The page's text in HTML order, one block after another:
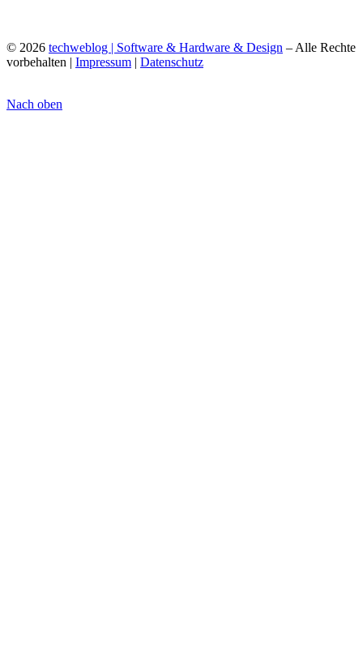
© 2026 techweblog | Software & Hardware & Design – Alle Rechte
vorbehalten | Impressum | Datenschutz
Nach oben